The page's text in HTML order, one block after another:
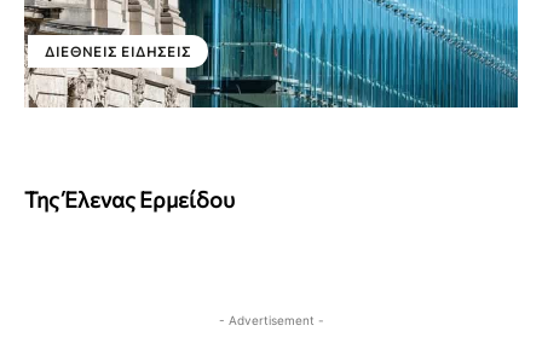
ΔΙΕΘΝΕΊΣ ΕΙΔΉΣΕΙΣ
Της Έλενας Ερμείδου
- Advertisement -